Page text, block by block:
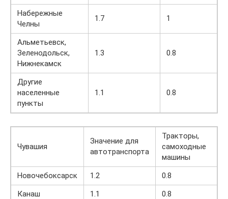
Набережные
Челны
1.7 1
Альметьевск,
Зеленодольск,
Нижнекамск
1.3 0.8
Другие
населенные
пункты
1.1 0.8
Чувашия
Значение для
автотранспорта
Тракторы,
самоходные
машины
Новочебоксарск
1.2
0.8
Канаш
1.1
0.8